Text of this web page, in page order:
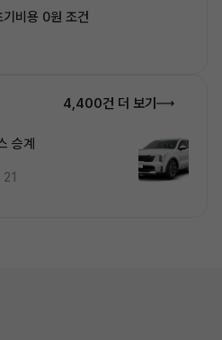
비용 0원 조건
4,400건 더 보기
승계
21